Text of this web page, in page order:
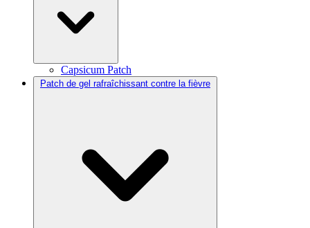
Capsicum Patch
Patch de gel rafraîchissant contre la fièvre